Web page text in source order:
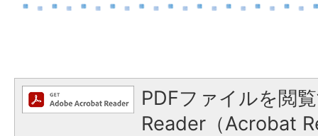
PDFファイルを閲
Reader（Acrobat